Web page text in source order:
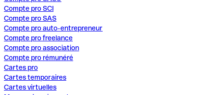
Compte pro SCI
Compte pro SAS
Compte pro auto-entrepreneur
Compte pro freelance
Compte pro association
Compte pro rémunéré
Cartes pro
Cartes temporaires
Cartes virtuelles